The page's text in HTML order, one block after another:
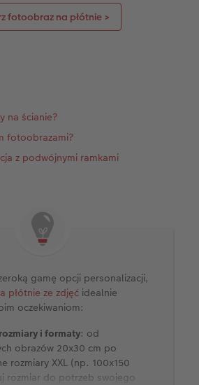
fotoobraz na płótnie >
na ścianie?
fotoobrazami?
z podwójnymi ramkami
gamę opcji personalizacji,
płótnie ze zdjęć idealnie
oczekiwaniom:
i formaty: od
obrazów 20x30 cm po
rozmiary XXL (np. 100x150
rozmiar do potrzeb swojego